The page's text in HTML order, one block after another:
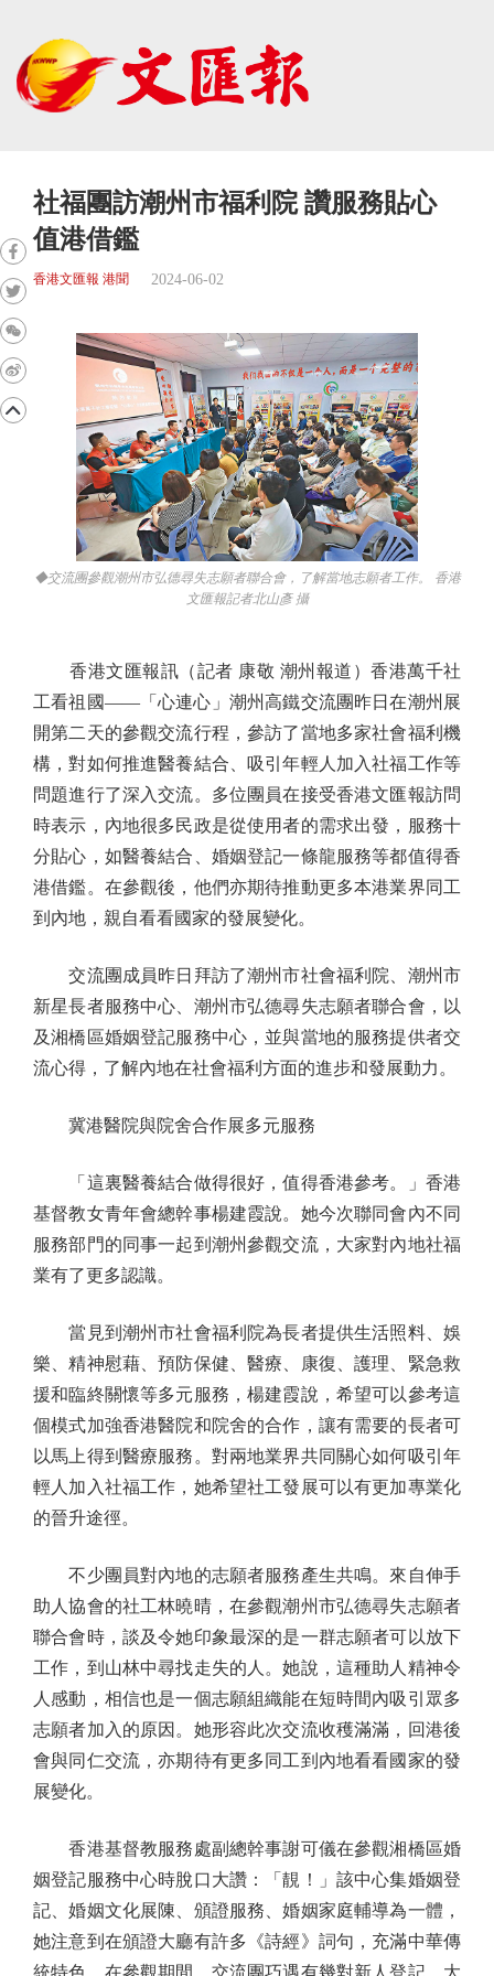
社福團訪潮州市福利院 讚服務貼心
值港借鑑
香港文匯報 港聞 2024-06-02
◆交流團參觀潮州市弘德尋失志願者聯合會，了解當地志願者工作。 香港
文匯報記者北山彥 攝
香港文匯報訊（記者 康敬 潮州報道）香港萬千社
工看祖國——「心連心」潮州高鐵交流團昨日在潮州展
開第二天的參觀交流行程，參訪了當地多家社會福利機
構，對如何推進醫養結合、吸引年輕人加入社福工作等
問題進行了深入交流。多位團員在接受香港文匯報訪問
時表示，內地很多民政是從使用者的需求出發，服務十
分貼心，如醫養結合、婚姻登記一條龍服務等都值得香
港借鑑。在參觀後，他們亦期待推動更多本港業界同工
到內地，親自看看國家的發展變化。
交流團成員昨日拜訪了潮州市社會福利院、潮州市
新星長者服務中心、潮州市弘德尋失志願者聯合會，以
及湘橋區婚姻登記服務中心，並與當地的服務提供者交
流心得，了解內地在社會福利方面的進步和發展動力。
冀港醫院與院舍合作展多元服務
「這裏醫養結合做得很好，值得香港參考。」香港
基督教女青年會總幹事楊建霞說。她今次聯同會內不同
服務部門的同事一起到潮州參觀交流，大家對內地社福
業有了更多認識。
當見到潮州市社會福利院為長者提供生活照料、娛
樂、精神慰藉、預防保健、醫療、康復、護理、緊急救
援和臨終關懷等多元服務，楊建霞說，希望可以參考這
個模式加強香港醫院和院舍的合作，讓有需要的長者可
以馬上得到醫療服務。對兩地業界共同關心如何吸引年
輕人加入社福工作，她希望社工發展可以有更加專業化
的晉升途徑。
不少團員對內地的志願者服務產生共鳴。來自伸手
助人協會的社工林曉晴，在參觀潮州市弘德尋失志願者
聯合會時，談及令她印象最深的是一群志願者可以放下
工作，到山林中尋找走失的人。她說，這種助人精神令
人感動，相信也是一個志願組織能在短時間內吸引眾多
志願者加入的原因。她形容此次交流收穫滿滿，回港後
會與同仁交流，亦期待有更多同工到內地看看國家的發
展變化。
香港基督教服務處副總幹事謝可儀在參觀湘橋區婚
姻登記服務中心時脫口大讚：「靚！」該中心集婚姻登
記、婚姻文化展陳、頒證服務、婚姻家庭輔導為一體，
她注意到在頒證大廳有許多《詩經》詞句，充滿中華傳
統特色。在參觀期間，交流團巧遇有幾對新人登記，大